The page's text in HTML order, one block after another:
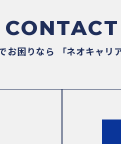
CONTACT
お困りなら 「ネオキャリ